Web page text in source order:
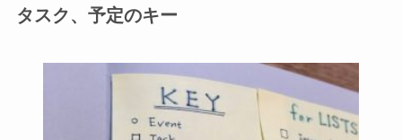
タスク、予定のキー